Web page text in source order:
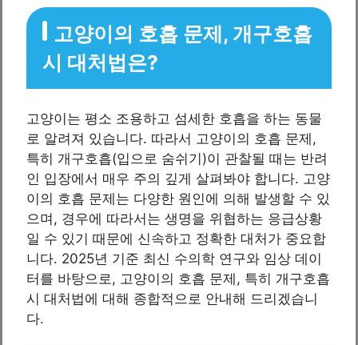
고양이의 호흡 문제, 개구호흡
시 대처법은?
고양이는 평소 조용하고 섬세한 호흡을 하는 동물
로 알려져 있습니다. 따라서 고양이의 호흡 문제,
특히 개구호흡(입으로 숨쉬기)이 관찰될 때는 반려
인 입장에서 매우 주의 깊게 살펴봐야 합니다. 고양
이의 호흡 문제는 다양한 원인에 의해 발생할 수 있
으며, 경우에 따라서는 생명을 위협하는 응급상황
일 수 있기 때문에 신속하고 정확한 대처가 중요합
니다. 2025년 기준 최신 수의학 연구와 임상 데이
터를 바탕으로, 고양이의 호흡 문제, 특히 개구호흡
시 대처법에 대해 종합적으로 안내해 드리겠습니
다.